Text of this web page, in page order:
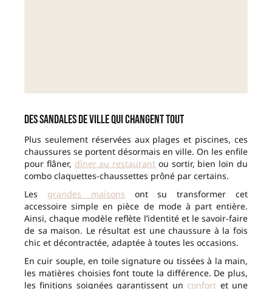
Des sandales de ville qui changent tout
Plus seulement réservées aux plages et piscines, ces
chaussures se portent désormais en ville. On les enfile
pour flâner, dîner au restaurant ou sortir, bien loin du
combo claquettes-chaussettes prôné par certains.
Les grandes maisons ont su transformer cet
accessoire simple en pièce de mode à part entière.
Ainsi, chaque modèle reflète l’identité et le savoir-faire
de sa maison. Le résultat est une chaussure à la fois
chic et décontractée, adaptée à toutes les occasions.
En cuir souple, en toile signature ou tissées à la main,
les matières choisies font toute la différence. De plus,
les finitions soignées garantissent un confort et une